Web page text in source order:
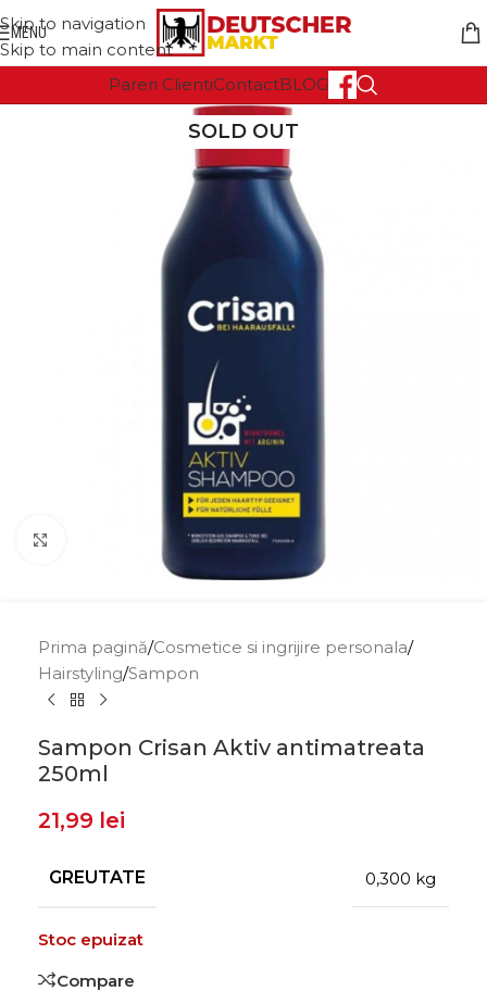
Skip to navigation
Skip to main content
MENU
Pareri ClientiContactBLOG
SOLD OUT
Prima pagină/Cosmetice si ingrijire personala/
Hairstyling/Sampon
Sampon Crisan Aktiv antimatreata
250ml
21,99 lei
GREUTATE 0,300 kg
Stoc epuizat
Compare